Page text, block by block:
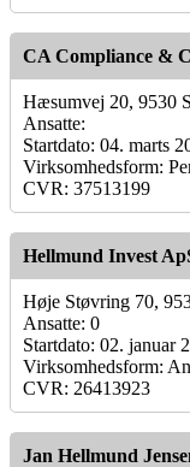
CA Compliance &
Hæsumvej 20, 9530
Ansatte:
Startdato: 04. marts
Virksomhedsform:
CVR: 37513199
Hellmund Invest
Høje Støvring 70,
Ansatte: 0
Startdato: 02. januar
Virksomhedsform:
CVR: 26413923
Jan Hellmund